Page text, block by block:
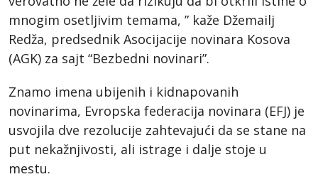
mnogim osetljivim temama, ” kaže Džemailj
Redža, predsednik Asocijacije novinara Kosova
(AGK) za sajt “Bezbedni novinari”.
Znamo imena ubijenih i kidnapovanih
novinarima, Evropska federacija novinara (EFJ) je
usvojila dve rezolucije zahtevajući da se stane na
put nekažnjivosti, ali istrage i dalje stoje u
mestu.